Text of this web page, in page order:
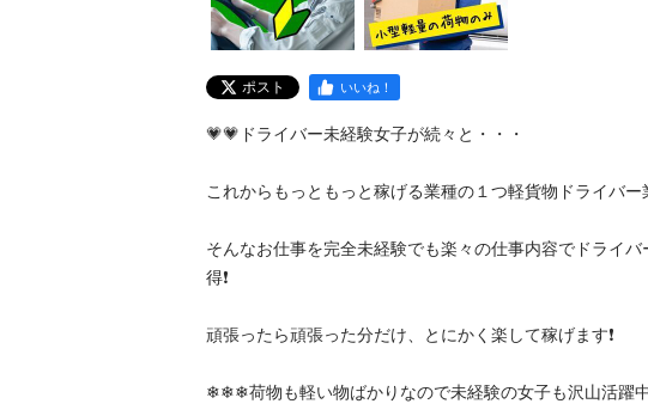
ポスト いいね！
💗💗ドライバー未経験女子が続々と・・・
これからもっともっと稼げる業種の１つ軽貨物ドライバー
そんなお仕事を完全未経験でも楽々の仕事内容でドライバ
得❗️
頑張ったら頑張った分だけ、とにかく楽して稼げます❗️
❄❄❄荷物も軽い物ばかりなので未経験の女子も沢山活躍